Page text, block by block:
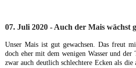
07. Juli 2020 - Auch der Mais wächst
Unser Mais ist gut gewachsen. Das freut
doch eher mit dem wenigen Wasser und der
zwar auch deutlich schlechtere Ecken als